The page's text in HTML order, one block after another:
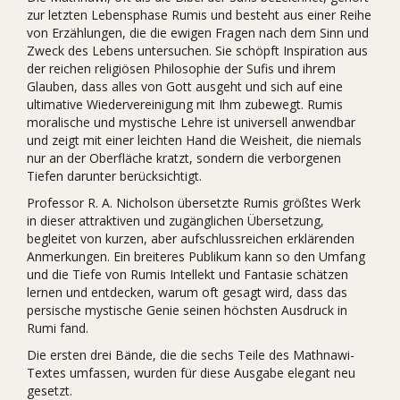
zur letzten Lebensphase Rumis und besteht aus einer Reihe
von Erzählungen, die die ewigen Fragen nach dem Sinn und
Zweck des Lebens untersuchen. Sie schöpft Inspiration aus
der reichen religiösen Philosophie der Sufis und ihrem
Glauben, dass alles von Gott ausgeht und sich auf eine
ultimative Wiedervereinigung mit Ihm zubewegt. Rumis
moralische und mystische Lehre ist universell anwendbar
und zeigt mit einer leichten Hand die Weisheit, die niemals
nur an der Oberfläche kratzt, sondern die verborgenen
Tiefen darunter berücksichtigt.
Professor R. A. Nicholson übersetzte Rumis größtes Werk
in dieser attraktiven und zugänglichen Übersetzung,
begleitet von kurzen, aber aufschlussreichen erklärenden
Anmerkungen. Ein breiteres Publikum kann so den Umfang
und die Tiefe von Rumis Intellekt und Fantasie schätzen
lernen und entdecken, warum oft gesagt wird, dass das
persische mystische Genie seinen höchsten Ausdruck in
Rumi fand.
Die ersten drei Bände, die die sechs Teile des Mathnawi-
Textes umfassen, wurden für diese Ausgabe elegant neu
gesetzt.